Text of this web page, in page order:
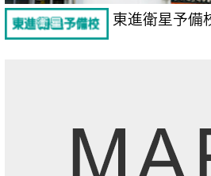
東進衛星予備